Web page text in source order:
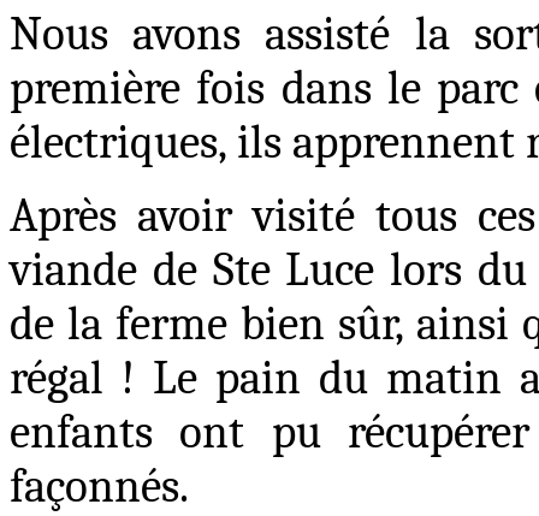
Nous avons assisté la
première fois dans le
électriques, ils apprennent
Après avoir visité tous
viande de Ste Luce lors
de la ferme bien sûr, ainsi
régal ! Le pain du matin
enfants ont pu
façonnés.